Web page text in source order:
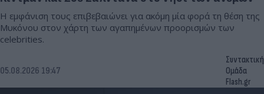
H εμφάνιση τους επιβεβαιώνει για ακόμη μία φορά τη θέση της
Μυκόνου στον χάρτη των αγαπημένων προορισμών των
celebrities.
05.08.2026 19:47
Συντακτική
Ομάδα
Flash.gr